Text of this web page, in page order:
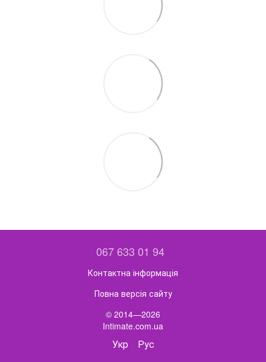
067 633 01 94
Контактна інформація
Повна версія сайту
© 2014—2026
Intimate.com.ua
Укр Рус